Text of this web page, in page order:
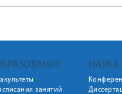
занятий
НАУКА